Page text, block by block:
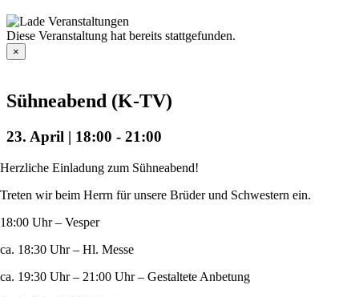
Diese Veranstaltung hat bereits stattgefunden.
×
Sühneabend (K-TV)
23. April | 18:00 - 21:00
Herzliche Einladung zum Sühneabend!
Treten wir beim Herrn für unsere Brüder und Schwestern ein.
18:00 Uhr – Vesper
ca. 18:30 Uhr – Hl. Messe
ca. 19:30 Uhr – 21:00 Uhr – Gestaltete Anbetung